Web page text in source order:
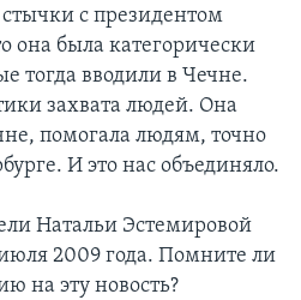
с президентом
она была категорически
тогда вводили в Чечне.
захвата людей. Она
помогала людям, точно
И это нас объединяло.
Натальи Эстемировой
2009 года. Помните ли
на эту новость?